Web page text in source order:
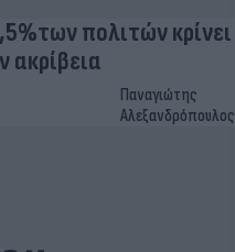
πολιτών κρίνει
ακρίβεια
Παναγιώτης
Αλεξανδρόπουλος